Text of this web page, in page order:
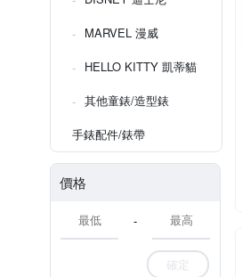
MARVEL 漫威
HELLO KITTY 凱蒂貓
其他童錶/造型錶
手錶配件/錶帶
價格
-
確定